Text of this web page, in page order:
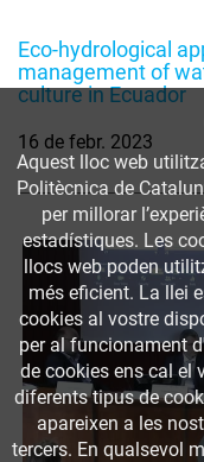
Eco-hydrological
management of
culture in Ecuador
16 de febr. 2023
Aquest lloc web
Politècnica de
per millorar
estadístiques. Les
llocs web poden
més eficient. La llei
cookies al vostre
per al funcionament
de cookies ens cal el
diferents tipus de
apareixen a les
tercers. En qualsevol